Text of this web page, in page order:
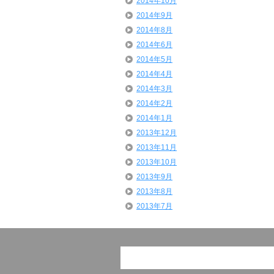
2014年9月
2014年8月
2014年6月
2014年5月
2014年4月
2014年3月
2014年2月
2014年1月
2013年12月
2013年11月
2013年10月
2013年9月
2013年8月
2013年7月